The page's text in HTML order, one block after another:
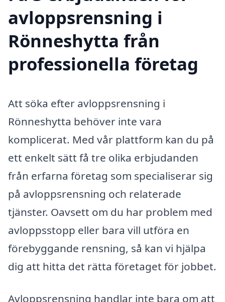
avloppsrensning i
Rönneshytta från
professionella företag
Att söka efter avloppsrensning i
Rönneshytta behöver inte vara
komplicerat. Med vår plattform kan du på
ett enkelt sätt få tre olika erbjudanden
från erfarna företag som specialiserar sig
på avloppsrensning och relaterade
tjänster. Oavsett om du har problem med
avloppsstopp eller bara vill utföra en
förebyggande rensning, så kan vi hjälpa
dig att hitta det rätta företaget för jobbet.
Avloppsrensning handlar inte bara om att